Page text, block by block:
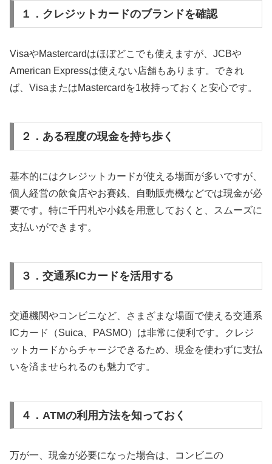
１．クレジットカードのブランドを確認
VisaやMastercardはほぼどこでも使えますが、JCBや
American Expressは使えない店舗もあります。できれ
ば、VisaまたはMastercardを1枚持っておくと安心です。
２．ある程度の現金を持ち歩く
基本的にはクレジットカードが使える場面が多いですが、
個人経営の飲食店やお賽銭、自動販売機などでは現金が必
要です。特に千円札や小銭を用意しておくと、スムーズに
支払いができます。
３．交通系ICカードを活用する
交通機関やコンビニなど、さまざまな場面で使える交通系
ICカード（Suica、PASMO）は非常に便利です。クレジ
ットカードからチャージできるため、現金を使わずに支払
いを済ませられるのも魅力です。
４．ATMの利用方法を知っておく
万が一、現金が必要になった場合は、コンビニの